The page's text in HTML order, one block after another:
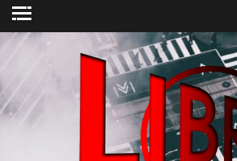
Saltar
contenido